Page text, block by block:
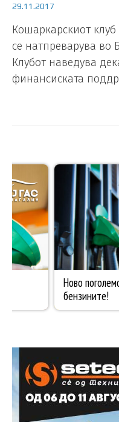
29.11.2017
Кошаркарскиот
се натпреварува во
Клубот наведува
финансиската